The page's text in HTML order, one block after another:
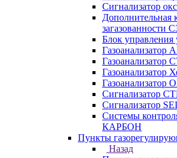
Сигнализатор
Дополнительная
загазованности
Блок
Газоанализатор
Газоанализатор
Газоанализатор
Газоанализатор
Сигнализатор
Сигнализатор
Системы
КАРБОН
Пункты
Назад